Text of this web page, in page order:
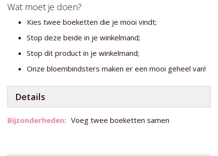
Wat moet je doen?
Kies twee boeketten die je mooi vindt;
Stop deze beide in je winkelmand;
Stop dit product in je winkelmand;
Onze bloembindsters maken er een mooi geheel van!
Details
Meer
Voeg twee boeketten samen